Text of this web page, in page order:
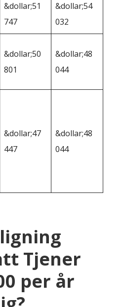
&dollar;51
747
&dollar;54
032
&dollar;50
801
&dollar;48
044
&dollar;47
447
&dollar;48
044
Tjener
per år